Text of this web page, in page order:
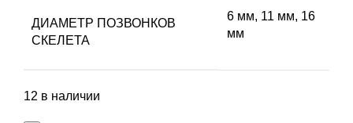
ДИАМЕТР ПОЗВОНКОВ
СКЕЛЕТА
6 мм, 11 мм, 16
мм
12 в наличии